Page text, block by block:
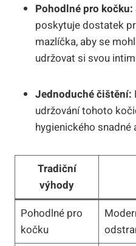
Pohodlné pro kočku:
poskytuje dostatek
mazlíčka, aby se
udržovat si svou
Jednoduché čištění:
udržování tohoto
hygienického snadné
Tradiční
výhody
Pohodlné pro
kočku